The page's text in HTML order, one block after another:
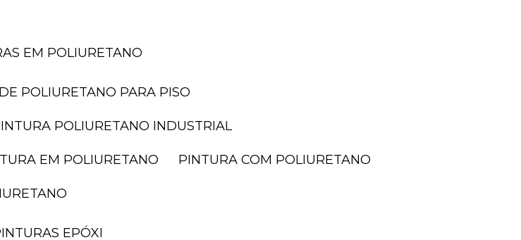
EM POLIURETANO
DE POLIURETANO PARA PISO
PINTURA POLIURETANO INDUSTRIAL
EM POLIURETANO PINTURA COM POLIURETANO
PINTURAS EPÓXI